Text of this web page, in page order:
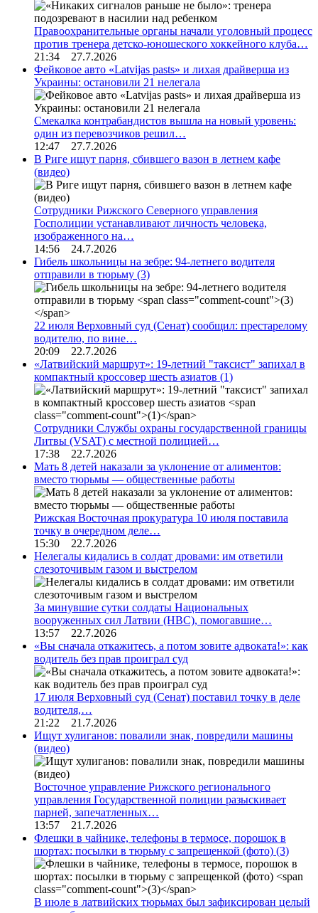
Правоохранительные органы начали уголовный процесс
против тренера детско-юношеского хоккейного клуба…
21:34 27.7.2026
Фейковое авто «Latvijas pasts» и лихая драйверша из
Украины: остановили 21 нелегала
Смекалка контрабандистов вышла на новый уровень:
один из перевозчиков решил…
12:47 27.7.2026
В Риге ищут парня, сбившего вазон в летнем кафе
(видео)
Сотрудники Рижского Северного управления
Госполиции устанавливают личность человека,
изображенного на…
14:56 24.7.2026
Гибель школьницы на зебре: 94-летнего водителя
отправили в тюрьму (3)
22 июля Верховный суд (Сенат) сообщил: престарелому
водителю, по вине…
20:09 22.7.2026
«Латвийский маршрут»: 19-летний "таксист" запихал в
компактный кроссовер шесть азиатов (1)
Сотрудники Службы охраны государственной границы
Литвы (VSAT) с местной полицией…
17:38 22.7.2026
Мать 8 детей наказали за уклонение от алиментов:
вместо тюрьмы — общественные работы
Рижская Восточная прокуратура 10 июля поставила
точку в очередном деле…
15:30 22.7.2026
Нелегалы кидались в солдат дровами: им ответили
слезоточивым газом и выстрелом
За минувшие сутки солдаты Национальных
вооруженных сил Латвии (НВС), помогавшие…
13:57 22.7.2026
«Вы сначала откажитесь, а потом зовите адвоката!»: как
водитель без прав проиграл суд
17 июля Верховный суд (Сенат) поставил точку в деле
водителя,…
21:22 21.7.2026
Ищут хулиганов: повалили знак, повредили машины
(видео)
Восточное управление Рижского регионального
управления Государственной полиции разыскивает
парней, запечатленных…
13:57 21.7.2026
Флешки в чайнике, телефоны в термосе, порошок в
шортах: посылки в тюрьму с запрещенкой (фото) (3)
В июле в латвийских тюрьмах был зафиксирован целый